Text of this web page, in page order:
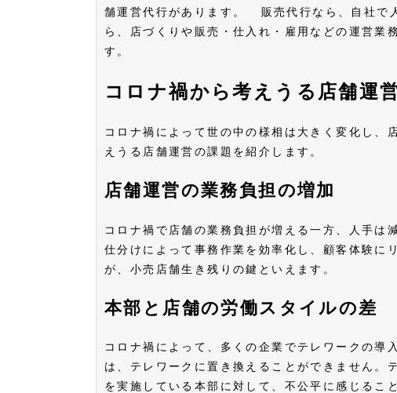
舗運営代行があります。 販売代行なら、自社で
ら、店づくりや販売・仕入れ・雇用などの運営業
す。
コロナ禍から考えうる店舗運
コロナ禍によって世の中の様相は大きく変化し、
えうる店舗運営の課題を紹介します。
店舗運営の業務負担の増加
コロナ禍で店舗の業務負担が増える一方、人手は
仕分けによって事務作業を効率化し、顧客体験
が、小売店舗生き残りの鍵といえます。
本部と店舗の労働スタイルの差
コロナ禍によって、多くの企業でテレワークの導
は、テレワークに置き換えることができません。
を実施している本部に対して、不公平に感じるこ